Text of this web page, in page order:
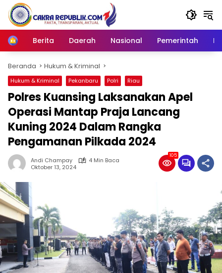
Langsung
konten
Home
Berita Daerah Nasional Pemerintah
Beranda Hukum & Kriminal
Hukum & Kriminal Pekanbaru Polri Riau
Polres Kuansing Laksanakan Apel
Operasi Mantap Praja Lancang
Kuning 2024 Dalam Rangka
Pengamanan Pilkada 2024
Andi Champay
4 Min Baca
Oktober 13, 2024
105